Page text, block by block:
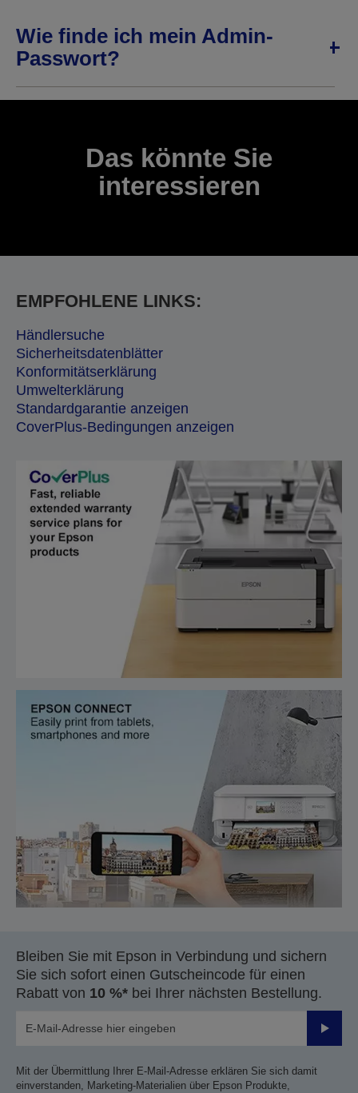
Wie finde ich mein Admin-
Passwort?
Das könnte Sie
interessieren
EMPFOHLENE LINKS:
Händlersuche
Sicherheitsdatenblätter
Konformitätserklärung
Umwelterklärung
Standardgarantie anzeigen
CoverPlus-Bedingungen anzeigen
Bleiben Sie mit Epson in Verbindung und sichern
Sie sich sofort einen Gutscheincode für einen
Rabatt von 10 %* bei Ihrer nächsten Bestellung.
Mit der Übermittlung Ihrer E-Mail-Adresse erklären Sie sich damit
einverstanden, Marketing-Materialien über Epson Produkte,